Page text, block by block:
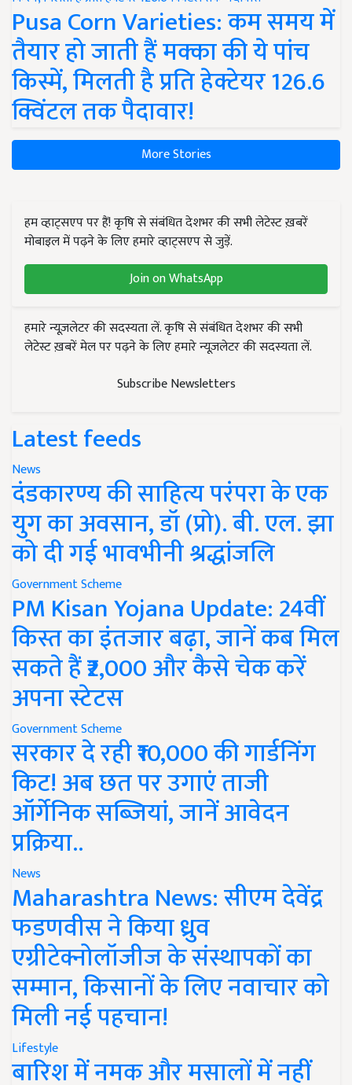
Pusa Corn Varieties: कम समय में
तैयार हो जाती हैं मक्का की ये पांच
किस्में, मिलती है प्रति हेक्टेयर 126.6
क्विंटल तक पैदावार!
More Stories
हम व्हाट्सएप पर हैं! कृषि से संबंधित देशभर की सभी लेटेस्ट ख़बरें
मोबाइल में पढ़ने के लिए हमारे व्हाट्सएप से जुड़ें.
Join on WhatsApp
हमारे न्यूज़लेटर की सदस्यता लें. कृषि से संबंधित देशभर की सभी
लेटेस्ट ख़बरें मेल पर पढ़ने के लिए हमारे न्यूज़लेटर की सदस्यता लें.
Subscribe Newsletters
Latest feeds
News
दंडकारण्य की साहित्य परंपरा के एक
युग का अवसान, डॉ (प्रो). बी. एल. झा
को दी गई भावभीनी श्रद्धांजलि
Government Scheme
PM Kisan Yojana Update: 24वीं
किस्त का इंतजार बढ़ा, जानें कब मिल
सकते हैं ₹2,000 और कैसे चेक करें
अपना स्टेटस
Government Scheme
सरकार दे रही ₹10,000 की गार्डनिंग
किट! अब छत पर उगाएं ताजी
ऑर्गेनिक सब्जियां, जानें आवेदन
प्रक्रिया..
News
Maharashtra News: सीएम देवेंद्र
फडणवीस ने किया ध्रुव
एग्रीटेक्नोलॉजीज के संस्थापकों का
सम्मान, किसानों के लिए नवाचार को
मिली नई पहचान!
Lifestyle
बारिश में नमक और मसालों में नहीं